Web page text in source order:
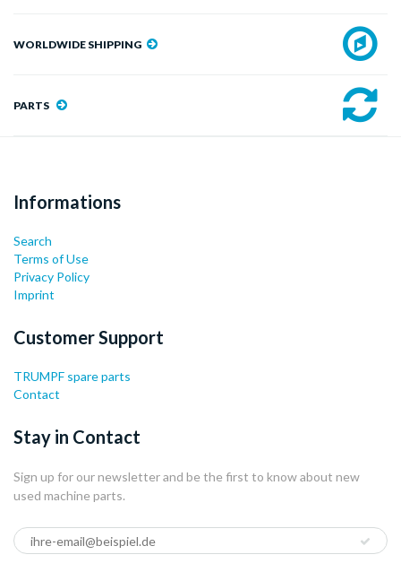
WORLDWIDE SHIPPING
PARTS
Informations
Search
Terms of Use
Privacy Policy
Imprint
Customer Support
TRUMPF spare parts
Contact
Stay in Contact
Sign up for our newsletter and be the first to know about new
used machine parts.